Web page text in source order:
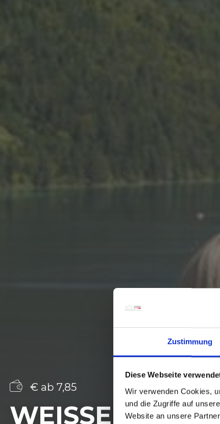
Zustimmung
Diese Webseite
Wir verwenden Cookies,
und die Zugriffe auf
Website an unsere
€ ab 7,85
WEISSENSEE